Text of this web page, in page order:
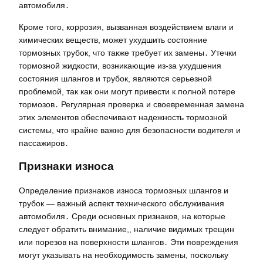
автомобиля․
Кроме того, коррозия, вызванная воздействием влаги и
химических веществ, может ухудшить состояние
тормозных трубок, что также требует их замены․ Утечки
тормозной жидкости, возникающие из-за ухудшения
состояния шлангов и трубок, являются серьезной
проблемой, так как они могут привести к полной потере
тормозов․ Регулярная проверка и своевременная замена
этих элементов обеспечивают надежность тормозной
системы, что крайне важно для безопасности водителя и
пассажиров․
Признаки износа
Определение признаков износа тормозных шлангов и
трубок — важный аспект технического обслуживания
автомобиля․ Среди основных признаков, на которые
следует обратить внимание,, наличие видимых трещин
или порезов на поверхности шлангов․ Эти повреждения
могут указывать на необходимость замены, поскольку